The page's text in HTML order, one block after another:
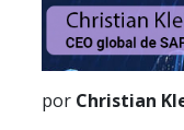
por Christian